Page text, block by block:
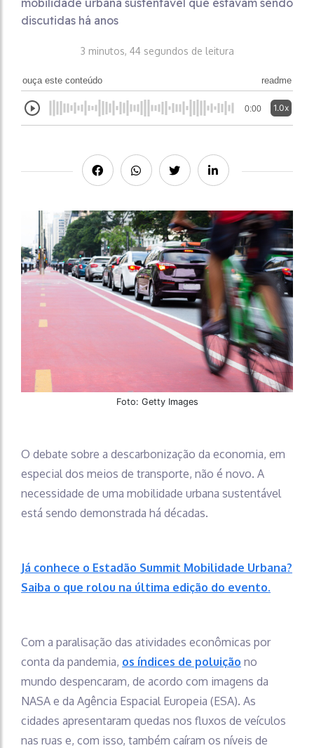
mobilidade urbana sustentável que estavam sendo
discutidas há anos
3 minutos, 44 segundos de leitura
ouça este conteúdo readme
0:00 1.0x
Foto: Getty Images
O debate sobre a descarbonização da economia, em
especial dos meios de transporte, não é novo. A
necessidade de uma mobilidade urbana sustentável
está sendo demonstrada há décadas.
Já conhece o Estadão Summit Mobilidade Urbana?
Saiba o que rolou na última edição do evento.
Com a paralisação das atividades econômicas por
conta da pandemia, os índices de poluição no
mundo despencaram, de acordo com imagens da
NASA e da Agência Espacial Europeia (ESA). As
cidades apresentaram quedas nos fluxos de veículos
nas ruas e, com isso, também caíram os níveis de